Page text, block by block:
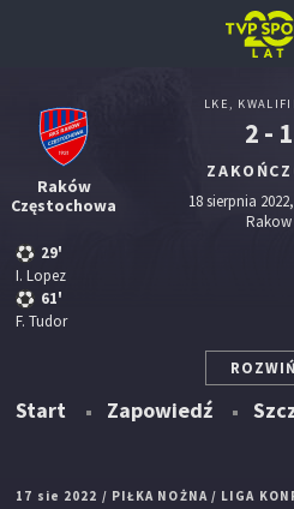
Raków
Częstochowa
29'
I. Lopez
61'
F. Tudor
LKE,
2 - 1
18 sierpnia
Rakow
ROZWIŃ
Start Zapowiedź
17 sie 2022 / PIŁKA NOŻNA/ LIGA